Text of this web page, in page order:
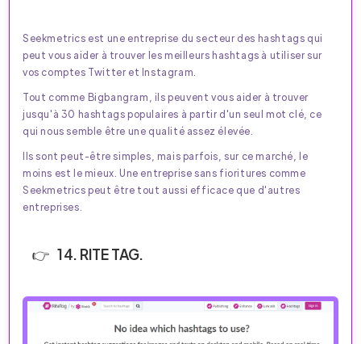
Seekmetrics est une entreprise du secteur des hashtags qui
peut vous aider à trouver les meilleurs hashtags à utiliser sur
vos comptes Twitter et Instagram.
Tout comme Bigbangram, ils peuvent vous aider à trouver
jusqu'à 30 hashtags populaires à partir d'un seul mot clé, ce
qui nous semble être une qualité assez élevée.
Ils sont peut-être simples, mais parfois, sur ce marché, le
moins est le mieux. Une entreprise sans fioritures comme
Seekmetrics peut être tout aussi efficace que d'autres
entreprises.
14. RITE TAG.